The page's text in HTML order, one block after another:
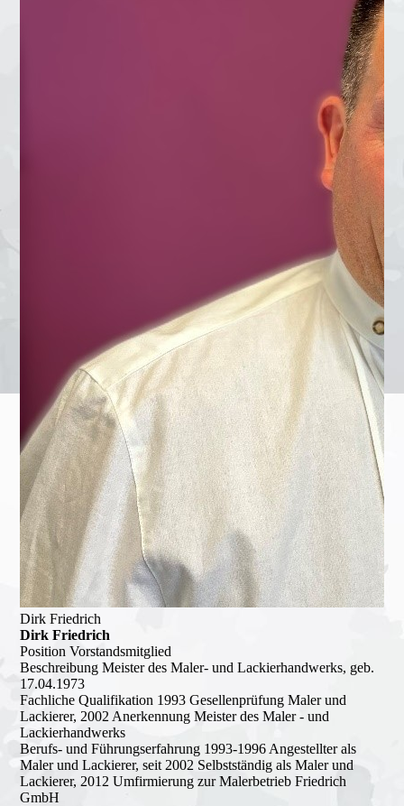
Dirk Friedrich
Dirk Friedrich
PositionVorstandsmitglied
BeschreibungMeister des Maler- und Lackierhandwerks, geb.
17.04.1973
Fachliche Qualifikation 1993 Gesellenprüfung Maler und
Lackierer, 2002 Anerkennung Meister des Maler - und
Lackierhandwerks
Berufs- und Führungserfahrung 1993-1996 Angestellter als
Maler und Lackierer, seit 2002 Selbstständig als Maler und
Lackierer, 2012 Umfirmierung zur Malerbetrieb Friedrich
GmbH